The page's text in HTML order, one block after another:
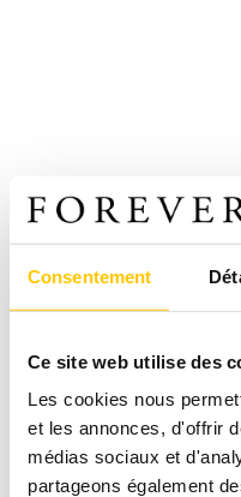
Consentement
Ce site web utilise des
Les cookies nous
et les annonces, d'offrir
médias sociaux et
partageons également